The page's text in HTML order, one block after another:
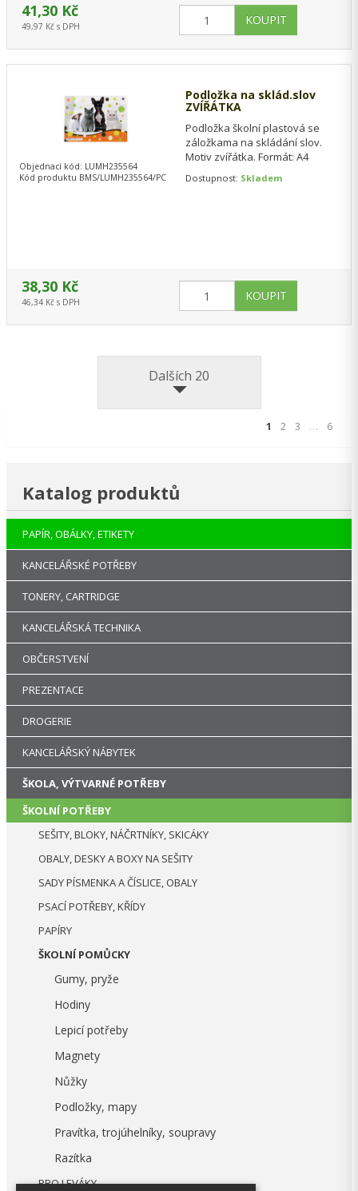
41,30 Kč
49,97 Kč s DPH
Podložka na sklád.slov
ZVÍŘÁTKA
Podložka školní plastová se
záložkama na skládání slov.
Motiv zvířátka. Formát: A4
Dostupnost: Skladem
Objednací kód: LUMH235564
Kód produktu BMS/LUMH235564/PC
38,30 Kč
46,34 Kč s DPH
Dalších 20
1 2 3 … 6
Katalog produktů
PAPÍR, OBÁLKY, ETIKETY
KANCELÁŘSKÉ POTŘEBY
TONERY, CARTRIDGE
KANCELÁŘSKÁ TECHNIKA
OBČERSTVENÍ
PREZENTACE
DROGERIE
KANCELÁŘSKÝ NÁBYTEK
ŠKOLA, VÝTVARNÉ POTŘEBY
ŠKOLNÍ POTŘEBY
SEŠITY, BLOKY, NÁČRTNÍKY, SKICÁKY
OBALY, DESKY A BOXY NA SEŠITY
SADY PÍSMENKA A ČÍSLICE, OBALY
PSACÍ POTŘEBY, KŘÍDY
PAPÍRY
ŠKOLNÍ POMŮCKY
Gumy, pryže
Hodiny
Lepicí potřeby
Magnety
Nůžky
Podložky, mapy
Pravítka, trojúhelníky, soupravy
Razítka
PRO LEVÁKY